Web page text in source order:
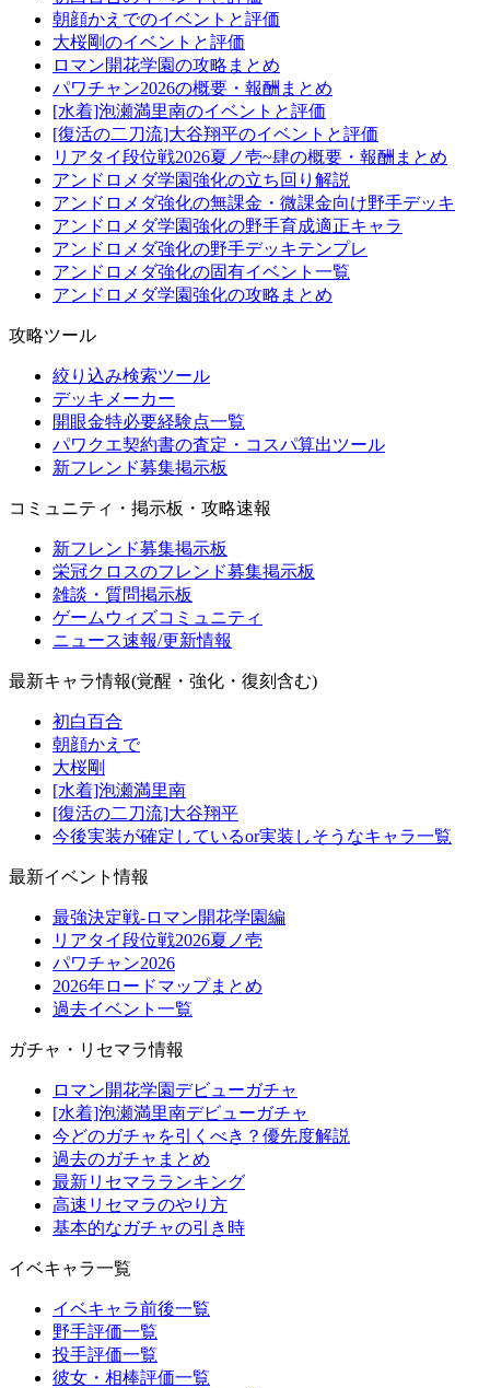
朝顔かえでのイベントと評価
大桜剛のイベントと評価
ロマン開花学園の攻略まとめ
パワチャン2026の概要・報酬まとめ
[水着]泡瀬満里南のイベントと評価
[復活の二刀流]大谷翔平のイベントと評価
リアタイ段位戦2026夏ノ壱~肆の概要・報酬まとめ
アンドロメダ学園強化の立ち回り解説
アンドロメダ強化の無課金・微課金向け野手デッキ
アンドロメダ学園強化の野手育成適正キャラ
アンドロメダ強化の野手デッキテンプレ
アンドロメダ強化の固有イベント一覧
アンドロメダ学園強化の攻略まとめ
攻略ツール
絞り込み検索ツール
デッキメーカー
開眼金特必要経験点一覧
パワクエ契約書の査定・コスパ算出ツール
新フレンド募集掲示板
コミュニティ・掲示板・攻略速報
新フレンド募集掲示板
栄冠クロスのフレンド募集掲示板
雑談・質問掲示板
ゲームウィズコミュニティ
ニュース速報/更新情報
最新キャラ情報(覚醒・強化・復刻含む)
初白百合
朝顔かえで
大桜剛
[水着]泡瀬満里南
[復活の二刀流]大谷翔平
今後実装が確定しているor実装しそうなキャラ一覧
最新イベント情報
最強決定戦-ロマン開花学園編
リアタイ段位戦2026夏ノ壱
パワチャン2026
2026年ロードマップまとめ
過去イベント一覧
ガチャ・リセマラ情報
ロマン開花学園デビューガチャ
[水着]泡瀬満里南デビューガチャ
今どのガチャを引くべき？優先度解説
過去のガチャまとめ
最新リセマラランキング
高速リセマラのやり方
基本的なガチャの引き時
イベキャラ一覧
イベキャラ前後一覧
野手評価一覧
投手評価一覧
彼女・相棒評価一覧